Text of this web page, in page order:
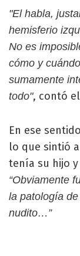
"El habla,
hemisferio
No es
cómo y
sumamente
todo", contó
En ese
lo que sintió
tenía su hijo
“Obviamente
la patología
nudito…”